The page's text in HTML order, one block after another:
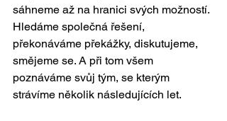
sáhneme až na hranici svých možností.
Hledáme společná řešení,
překonáváme překážky, diskutujeme,
smějeme se. A při tom všem
poznáváme svůj tým, se kterým
strávíme několik následujících let.